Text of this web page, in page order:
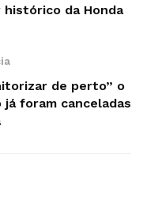
da Honda
de perto” o
foram canceladas